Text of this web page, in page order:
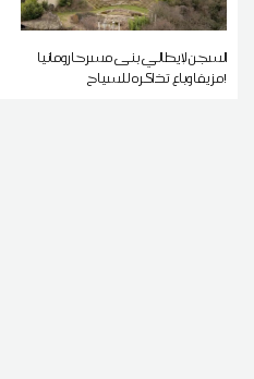
السجن لإيطالي بنى مسرحا رومانيا
مزيفا وباع تذاكره للسياح!